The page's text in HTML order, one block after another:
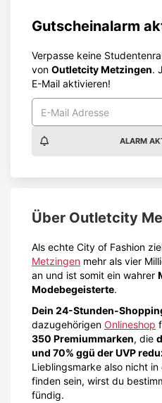
Gutscheinalarm
Verpasse keine
von Outletcity Metzingen.
E-Mail aktivieren!
ALARM
Über Outletcity
Als echte City of Fashion
Metzingen mehr als vier
an und ist somit ein wahrer
Modebegeisterte.
Dein 24-Stunden-
dazugehörigen Onlineshop
350 Premiummarken, die
und 70% ggü der UVP
Lieblingsmarke also nicht
finden sein, wirst du
fündig.